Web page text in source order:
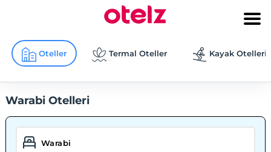
Oteller Termal Oteller Kayak Otelleri
Warabi Otelleri